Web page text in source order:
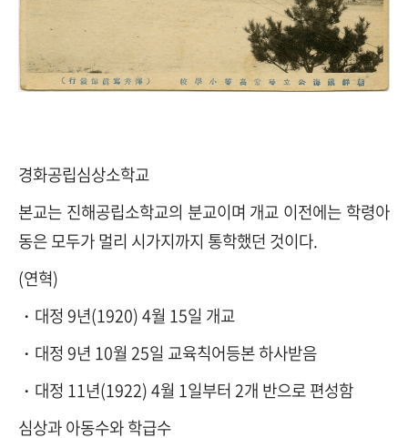
경화공립심상소학교
본교는 진해공립소학교의 분교이며 개교 이전에는 학령아
동은 모두가 멀리 시가지까지 통학했던 것이다.
(연혁)
・대정 9년(1920) 4월 15일 개교
・대정 9년 10월 25일 교육칙어등본 하사받음
・대정 11년(1922) 4월 1일부터 2개 반으로 편성함
심상과 아동수와 학급수